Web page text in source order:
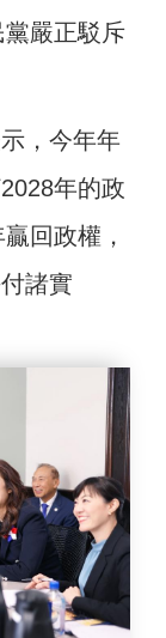
嚴正駁斥
，今年年
年的政
回政權，
諸實